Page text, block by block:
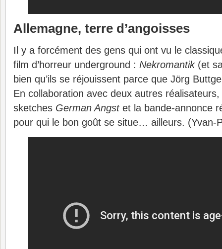
Allemagne, terre d’angoisses
Il y a forcément des gens qui ont vu le
film d’horreur underground : Nekromantik(et
bien qu’ils se réjouissent parce que Jörg
En collaboration avec deux autres
sketches German Angstet la bande-annonce
pour qui le bon goût se situe… ailleurs. (Yvan-